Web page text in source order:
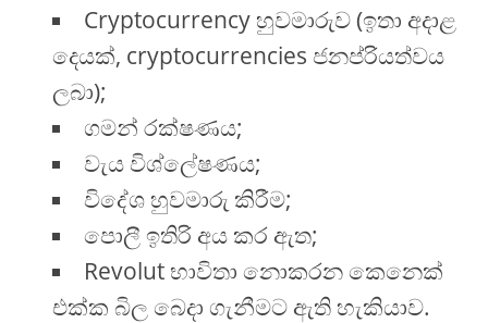
Cryptocurrency හුවමාරුව (ඉතා අදාළ
දෙයක්, cryptocurrencies ජනප්රියත්වය
ලබා);
ගමන් රක්ෂණය;
වැය විශ්ලේෂණය;
විදේශ හුවමාරු කිරීම;
පොලී ඉතිරි අය කර ඇත;
Revolut භාවිතා නොකරන කෙනෙක්
එක්ක බිල බෙදා ගැනීමට ඇති හැකියාව.